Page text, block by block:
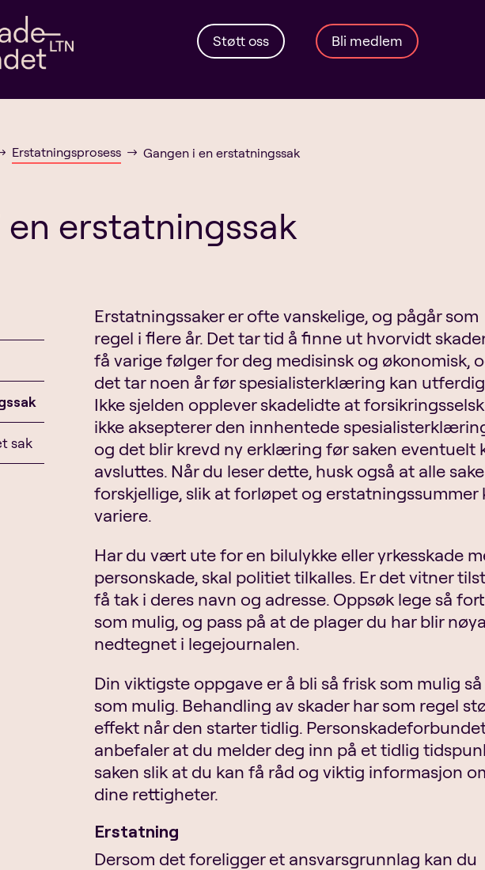
Støtt oss Bli medlem
Erstatningsprosess $ Gangen i en erstatningssak
en erstatningssak
sak
Erstatningssaker er ofte vanskelige, og pågår som
regel i flere år. Det tar tid å finne ut hvorvidt
få varige følger for deg medisinsk og økonomisk,
det tar noen år før spesialisterklæring kan
Ikke sjelden opplever skadelidte at
ikke aksepterer den innhentede
og det blir krevd ny erklæring før saken eventuelt
avsluttes. Når du leser dette, husk også at alle
forskjellige, slik at forløpet og erstatningssummer
variere.
Har du vært ute for en bilulykke eller yrkesskade
personskade, skal politiet tilkalles. Er det vitner
få tak i deres navn og adresse. Oppsøk lege så fort
som mulig, og pass på at de plager du har blir
nedtegnet i legejournalen.
Din viktigste oppgave er å bli så frisk som mulig
som mulig. Behandling av skader har som regel
effekt når den starter tidlig.
anbefaler at du melder deg inn på et tidlig
saken slik at du kan få råd og viktig informasjon
dine rettigheter.
Erstatning
Dersom det foreligger et ansvarsgrunnlag kan du